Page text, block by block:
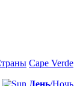
Cape Verde
День/Ночь